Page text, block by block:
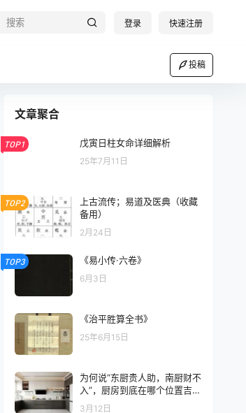
登录 快速注册
投稿
文章聚合
TOP1 戊寅日柱女命详细解析
25年7月11日
TOP2
上古流传；易道及医典（收藏
备用）
2月24日
TOP3 《易小传·六卷》
6月3日
《治平胜算全书》
25年6月15日
为何说“东厨贵人助，南厨财不
入”，厨房到底在哪个位置吉
利？
3月12日